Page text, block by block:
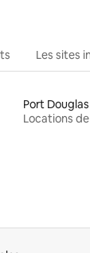
Les sites
Port Douglas
Locations